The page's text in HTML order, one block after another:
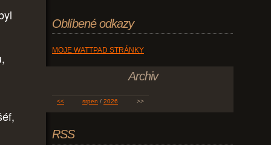
Oblíbené odkazy
MOJE WATTPAD STRÁNKY
Archiv
<< srpen / 2026 >>
RSS